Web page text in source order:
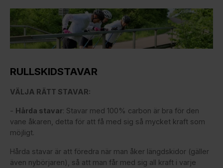
RULLSKIDSTAVAR
VÄLJA RÄTT STAVAR:
- Hårda stavar: Stavar med 100% carbon är bra för den
vane åkaren, detta för att få med sig så mycket kraft som
möjligt.
Hårda stavar är att föredra när man åker längdskidor (gäller
även nybörjaren), så att man får med sig all kraft i varje